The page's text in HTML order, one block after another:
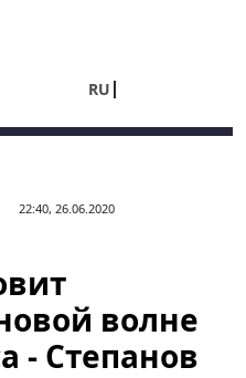
RU
22:40, 26.06.2020
волне
- Степанов